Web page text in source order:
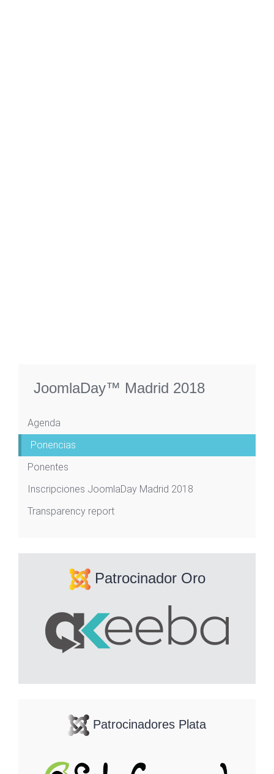
JoomlaDay™ Madrid 2018
Agenda
Ponencias
Ponentes
Inscripciones JoomlaDay Madrid 2018
Transparency report
Patrocinador Oro
Patrocinadores Plata